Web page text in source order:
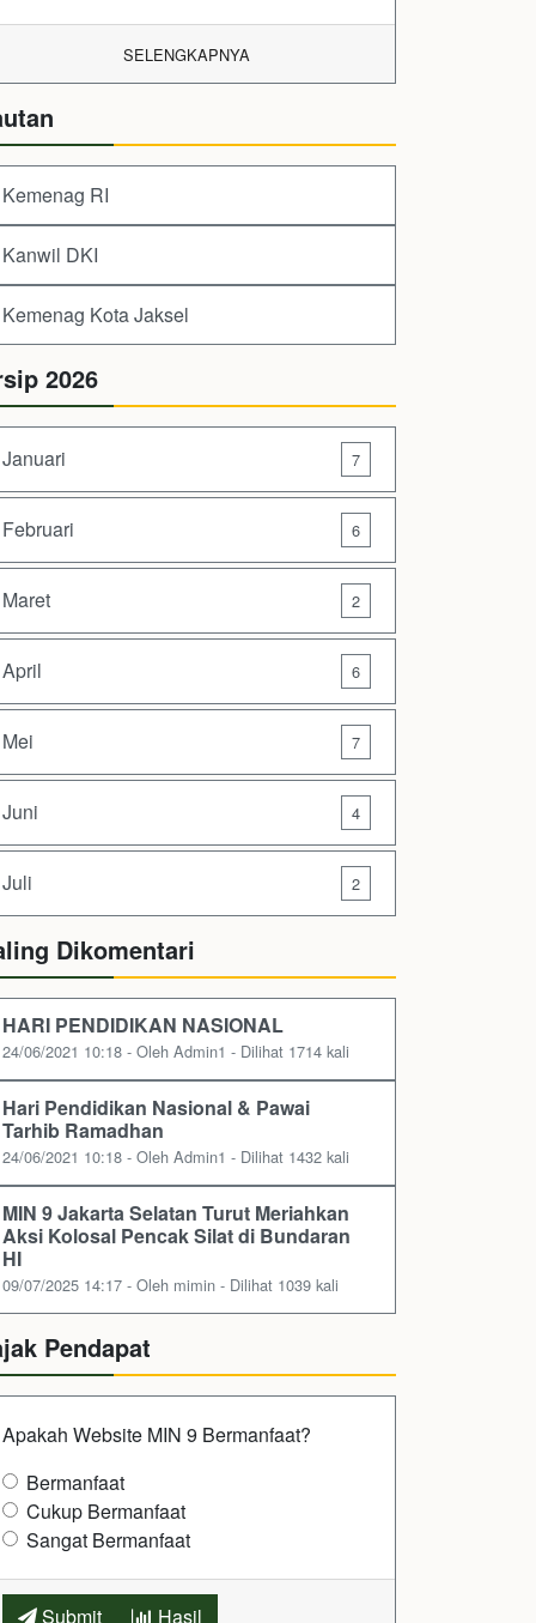
SELENGKAPNYA
Kemenag RI
Kanwil DKI
Kemenag Kota Jaksel
2026
Januari 7
Februari 6
Maret 2
April 6
Mei 7
Juni 4
Juli 2
Dikomentari
HARI PENDIDIKAN NASIONAL
24/06/2021 10:18 - Oleh Admin1 - Dilihat 1714 kali
Hari Pendidikan Nasional & Pawai
Tarhib Ramadhan
24/06/2021 10:18 - Oleh Admin1 - Dilihat 1432 kali
MIN 9 Jakarta Selatan Turut Meriahkan
Aksi Kolosal Pencak Silat di Bundaran
HI
09/07/2025 14:17 - Oleh mimin - Dilihat 1039 kali
Pendapat
Apakah Website MIN 9 Bermanfaat?
Bermanfaat
Cukup Bermanfaat
Sangat Bermanfaat
Submit Hasil